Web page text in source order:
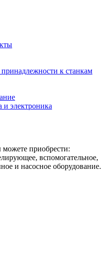
к станкам
и электроника
приобрести:
вспомогательное,
и насосное оборудование.